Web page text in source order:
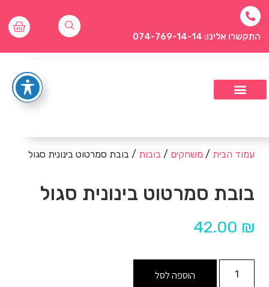
התקשרו אלינו: 074-769-14-14
עמוד הבית / משחקים / בובות / בובת סמרטוט בינונית סגול
בובת סמרטוט בינונית סגול
42.00 ₪
הוספה לסל